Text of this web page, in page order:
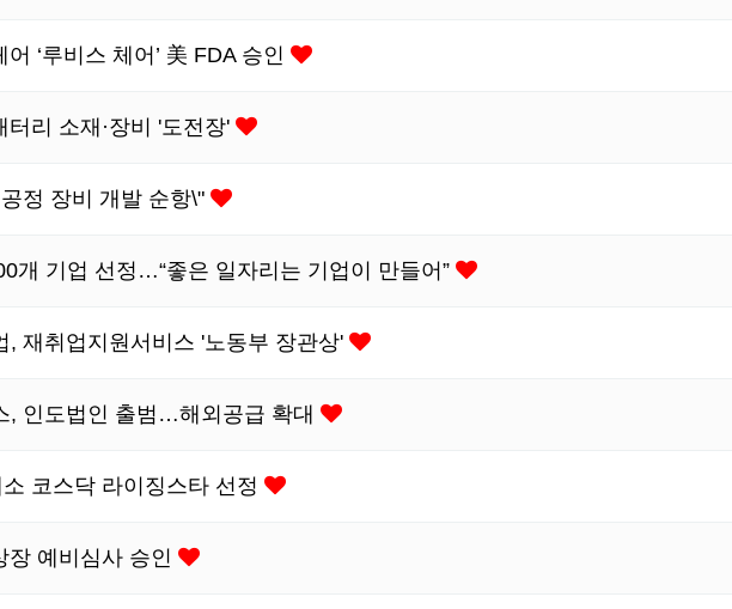
‘루비스 체어’ 美 FDA 승인
리 소재·장비 '도전장'
정 장비 개발 순항\"
개 기업 선정…“좋은 일자리는 기업이 만들어”
, 재취업지원서비스 '노동부 장관상'
, 인도법인 출범…해외공급 확대
코스닥 라이징스타 선정
장 예비심사 승인